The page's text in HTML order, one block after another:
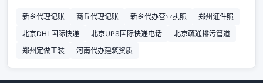
新乡代理记账 商丘代理记账 新乡代办营业执照
郑州证件照
北京DHL国际快递
北京UPS国际快递电话
北京疏通排污管道
郑州定做工装
河南代办建筑资质